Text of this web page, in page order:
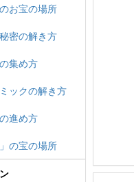
お宝の場所
密の解き方
集め方
ックの解き方
進め方
の宝の場所